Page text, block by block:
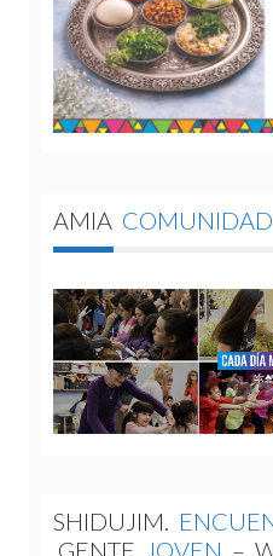
AMIA COMUNIDAD
SHIDUJIM.